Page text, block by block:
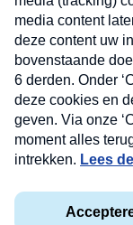
Privacyverklaring
Nieuwsbrief
Neem hier een
nieuwsbrief.